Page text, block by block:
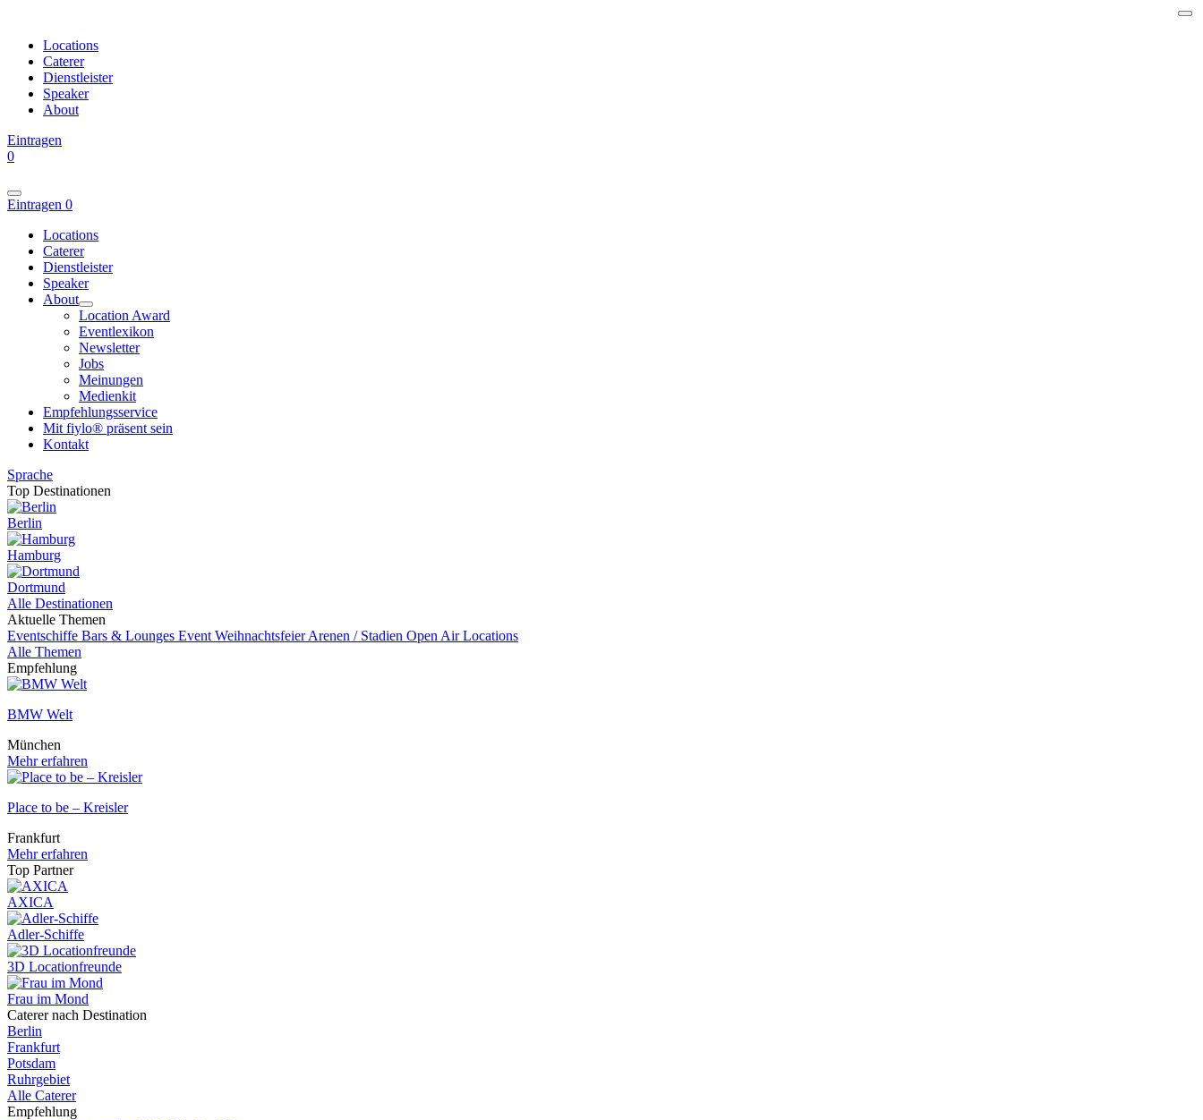
Locations
Caterer
Dienstleister
Speaker
About
Eintragen
0
Eintragen 0
Locations
Caterer
Dienstleister
Speaker
About
Location Award
Eventlexikon
Newsletter
Jobs
Meinungen
Medienkit
Empfehlungsservice
Mit fiylo® präsent sein
Kontakt
Sprache
Top Destinationen
Berlin
Hamburg
Dortmund
Alle Destinationen
Aktuelle Themen
Eventschiffe Bars & Lounges Event WeihnachtsfeierArenen / Stadien Open Air Locations
Alle Themen
Empfehlung
BMW Welt
München
Mehr erfahren
Place to be – Kreisler
Frankfurt
Mehr erfahren
Top Partner
AXICA
Adler-Schiffe
3D Locationfreunde
Frau im Mond
Caterer nach Destination
Berlin
Frankfurt
Potsdam
Ruhrgebiet
Alle Caterer
Empfehlung